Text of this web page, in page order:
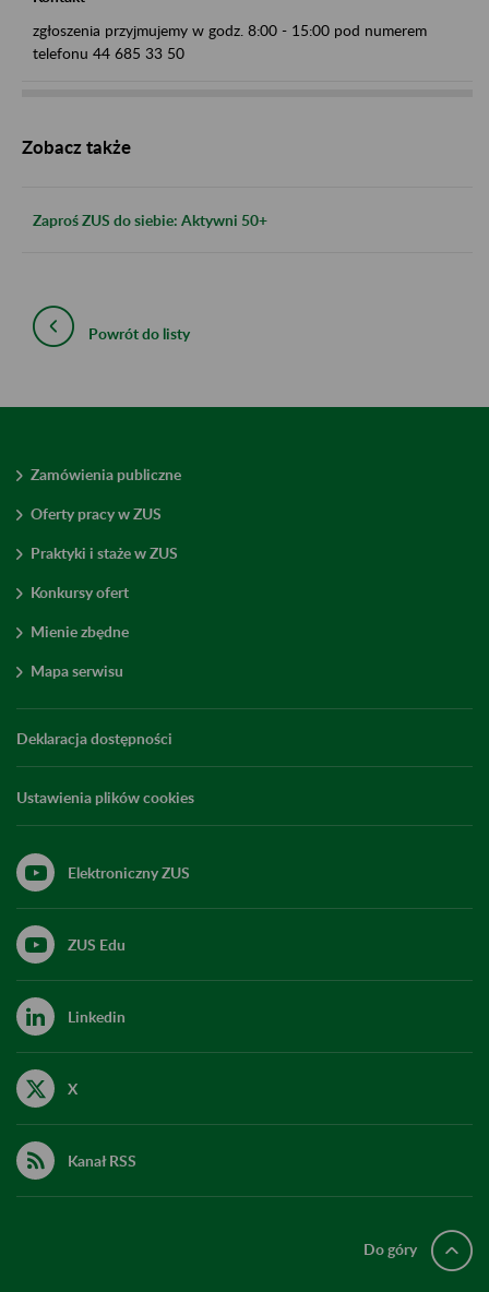
zgłoszenia przyjmujemy w godz. 8:00 - 15:00 pod numerem
telefonu 44 685 33 50
Zobacz także
Zaproś ZUS do siebie: Aktywni 50+
Powrót do listy
Zamówienia publiczne
Oferty pracy w ZUS
Praktyki i staże w ZUS
Konkursy ofert
Mienie zbędne
Mapa serwisu
Deklaracja dostępności
Ustawienia plików cookies
Elektroniczny ZUS
ZUS Edu
Linkedin
X
Kanał RSS
Do góry